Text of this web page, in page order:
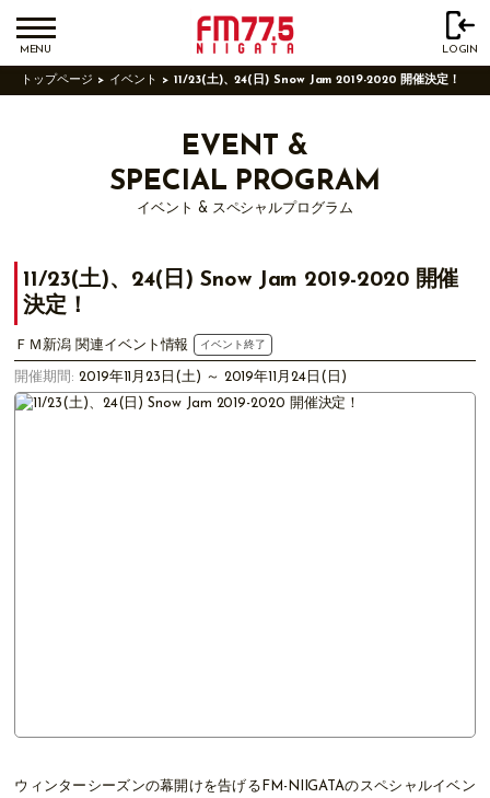
MENU LOGIN
トップページ イベント 11/23(土)、24(日) Snow Jam 2019-2020 開催決定！
EVENT &
SPECIAL PROGRAM
イベント & スペシャルプログラム
11/23(土)、24(日) Snow Jam 2019-2020 開催
決定！
ＦＭ新潟 関連イベント情報 イベント終了
開催期間: 2019年11月23日(土) ～ 2019年11月24日(日)
ウィンターシーズンの幕開けを告げるFM-NIIGATAのスペシャルイベン